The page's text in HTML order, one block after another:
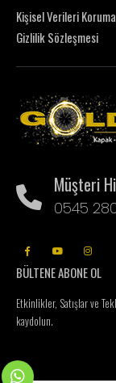
Kişisel Verileri
Gizlilik Sözleşmesi
Müşteri
0545
BÜLTENE ABONE OL
Etkinlikler, Satışlar ve
kaydolun.